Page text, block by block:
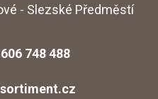
- Slezské Předměstí
606 748 488